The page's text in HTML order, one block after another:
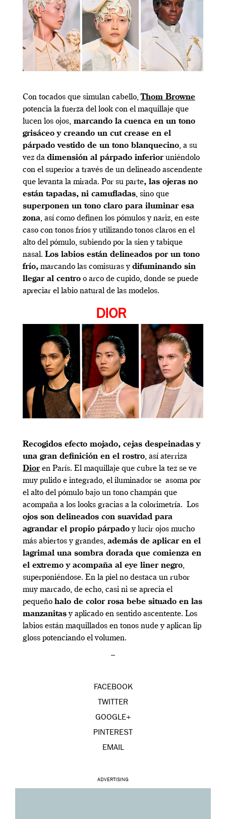
Con tocados que simulan cabello,Thom Browne
potencia la fuerza del look con el maquillaje que
lucen los ojos, marcando la cuenca en un tono
grisáceo y creando un cut crease en el
párpado vestido de un tono blanquecino, a su
vez da dimensión al párpado inferioruniéndolo
con el superior a través de un delineado ascendente
que levanta la mirada. Por su parte, las ojeras no
están tapadas, ni camufladas, sino que
superponen un tono claro para iluminar esa
zona, así como definen los pómulos y nariz, en este
caso con tonos fríos y utilizando tonos claros en el
alto del pómulo, subiendo por la sien y tabique
nasal. Los labios están delineados por un tono
frío, marcando las comisuras ydifuminando sin
llegar al centro o arco de cupido, donde se puede
apreciar el labio natural de las modelos.
DIOR
Recogidos efecto mojado, cejas despeinadas y
una gran definición en el rostro, así aterriza
Dioren París. El maquillaje que cubre la tez se ve
muy pulido e integrado, el iluminador se asoma por
el alto del pómulo bajo un tono champán que
acompaña a los looks gracias a la colorimetría. Los
ojos son delineados con suavidad para
agrandar el propio párpadoy lucir ojos mucho
más abiertos y grandes, además de aplicar en el
lagrimal una sombra dorada que comienza en
el extremo y acompaña al eye liner negro,
superponiéndose. En la piel no destaca un rubor
muy marcado, de echo, casi ni se aprecia el
pequeño halo de color rosa bebe situado en las
manzanitasy aplicado en sentido ascentente. Los
labios están maquillados en tonos nude y aplican lip
gloss potenciando el volumen.
–
FACEBOOK
TWITTER
GOOGLE+
PINTEREST
EMAIL
ADVERTISING